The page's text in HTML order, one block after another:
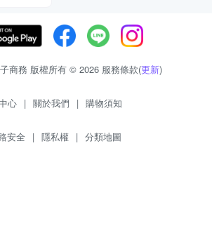
商務 版權所有 © 2026 服務條款(更新)
心 | 關於我們 | 購物須知
安全 | 隱私權 | 分類地圖